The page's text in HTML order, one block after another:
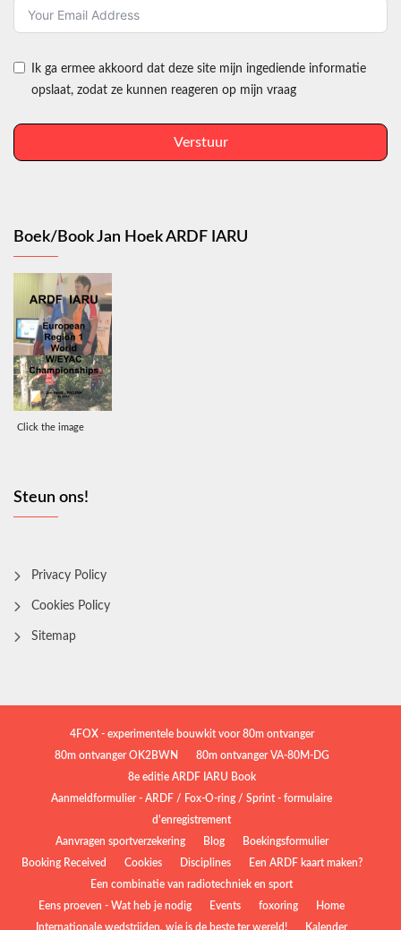
Ik ga ermee akkoord dat deze site mijn ingediende informatie
opslaat, zodat ze kunnen reageren op mijn vraag
Verstuur
Boek/Book Jan Hoek ARDF IARU
Click the image
Steun ons!
Privacy Policy
Cookies Policy
Sitemap
4FOX - experimentele bouwkit voor 80m ontvanger
80m ontvanger OK2BWN
80m ontvanger VA-80M-DG
8e editie ARDF IARU Book
Aanmeldformulier - ARDF / Fox-O-ring / Sprint - formulaire
d'enregistrement
Aanvragen sportverzekering
Blog
Boekingsformulier
Booking Received
Cookies Disciplines
Een ARDF kaart maken?
Een combinatie van radiotechniek en sport
Eens proeven - Wat heb je nodig
Events foxoring
Home
Internationale wedstrijden, wie is de beste ter wereld!
Kalender